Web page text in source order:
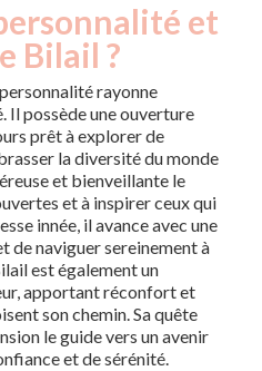
et
Bilail ?
rayonne
possède une ouverture
prêt à explorer de
la diversité du monde
et bienveillante le
et à inspirer ceux qui
innée, il avance avec une
de naviguer sereinement à
est également un
apportant réconfort et
son chemin. Sa quête
le guide vers un avenir
et de sérénité.